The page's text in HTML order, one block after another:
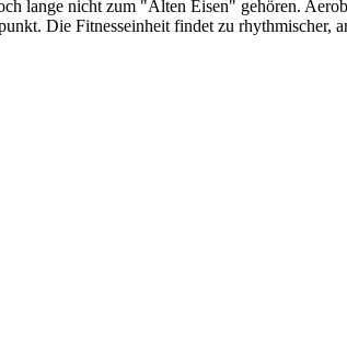
lange nicht zum "Alten Eisen" gehören.
Die Fitnesseinheit findet zu rhythmischer,